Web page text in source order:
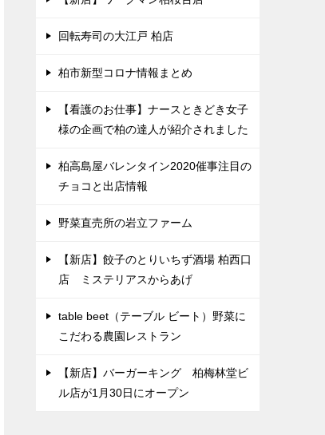
回転寿司の大江戸 柏店
柏市新型コロナ情報まとめ
【看護のお仕事】ナースときどき女子
様の企画で柏の達人が紹介されました
柏高島屋バレンタイン2020催事注目の
チョコと出店情報
野菜直売所の岩立ファーム
【新店】餃子のとりいちず酒場 柏西口
店 ミステリアスからあげ
table beet（テーブル ビート）野菜に
こだわる農園レストラン
【新店】バーガーキング 柏梅林堂ビ
ル店が1月30日にオープン